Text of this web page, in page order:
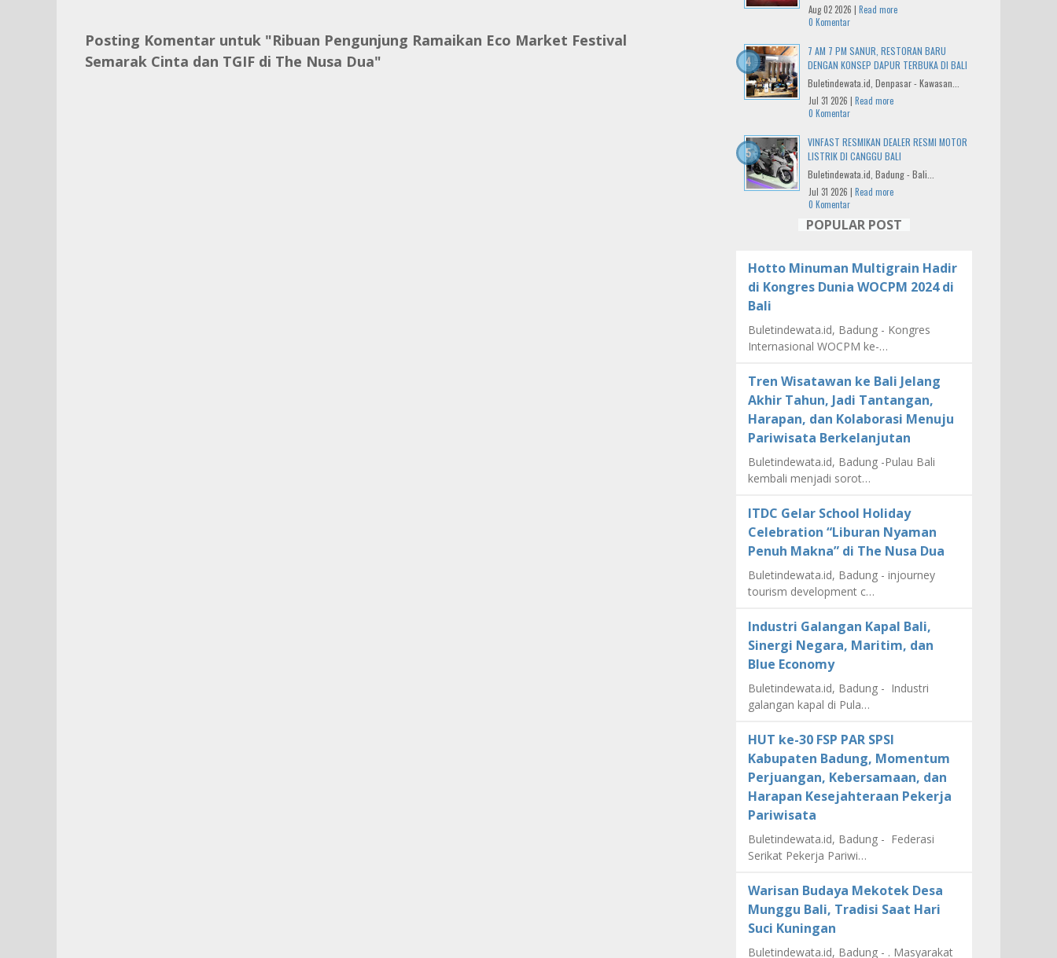
Posting Komentar untuk "Ribuan Pengunjung Ramaikan Eco Market Festival
Semarak Cinta dan TGIF di The Nusa Dua"
Aug 02 2026 | Read more
0 Komentar
7 AM 7 PM SANUR, RESTORAN BARU
DENGAN KONSEP DAPUR TERBUKA DI BALI
Buletindewata.id, Denpasar - Kawasan...
Jul 31 2026 | Read more
0 Komentar
VINFAST RESMIKAN DEALER RESMI MOTOR
LISTRIK DI CANGGU BALI
Buletindewata.id, Badung - Bali...
Jul 31 2026 | Read more
0 Komentar
POPULAR POST
Hotto Minuman Multigrain Hadir
di Kongres Dunia WOCPM 2024 di
Bali
Buletindewata.id, Badung - Kongres
Internasional WOCPM ke-…
Tren Wisatawan ke Bali Jelang
Akhir Tahun, Jadi Tantangan,
Harapan, dan Kolaborasi Menuju
Pariwisata Berkelanjutan
Buletindewata.id, Badung -Pulau Bali
kembali menjadi sorot…
ITDC Gelar School Holiday
Celebration “Liburan Nyaman
Penuh Makna” di The Nusa Dua
Buletindewata.id, Badung - injourney
tourism development c…
Industri Galangan Kapal Bali,
Sinergi Negara, Maritim, dan
Blue Economy
Buletindewata.id, Badung - Industri
galangan kapal di Pula…
HUT ke-30 FSP PAR SPSI
Kabupaten Badung, Momentum
Perjuangan, Kebersamaan, dan
Harapan Kesejahteraan Pekerja
Pariwisata
Buletindewata.id, Badung - Federasi
Serikat Pekerja Pariwi…
Warisan Budaya Mekotek Desa
Munggu Bali, Tradisi Saat Hari
Suci Kuningan
Buletindewata.id, Badung - . Masyarakat